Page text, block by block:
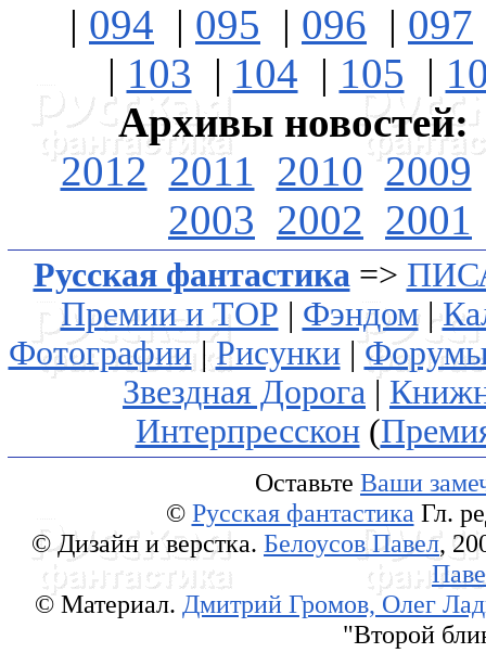
| 094 | 095 | 096 | 097
| 103 | 104 | 105 |
Архивы новостей:
2012 2011 2010 2009
2003 2002 2001
Русская фантастика=>
Премии и ТОР | Фэндом|
Фотографии| Рисунки|
Звездная Дорога |
Интерпресскон(
Оставьте Ваши
© Русская фантастика Гл.
© Дизайн и верстка. Белоусов Павел,
© Материал. Дмитрий Громов, Олег
"Второй